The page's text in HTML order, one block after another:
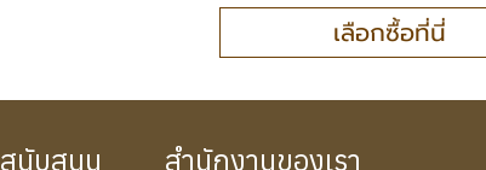
เลือกซื้อที่นี่
สนับสนุน สำนักงานของเรา